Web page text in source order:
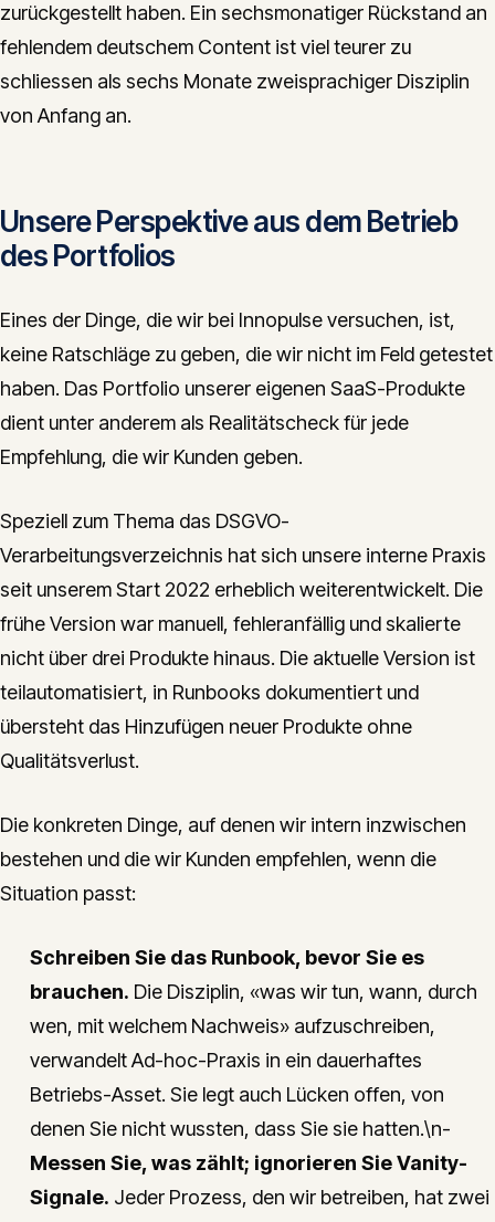
zurückgestellt haben. Ein sechsmonatiger Rückstand an
fehlendem deutschem Content ist viel teurer zu
schliessen als sechs Monate zweisprachiger Disziplin
von Anfang an.
Unsere Perspektive aus dem Betrieb
des Portfolios
Eines der Dinge, die wir bei Innopulse versuchen, ist,
keine Ratschläge zu geben, die wir nicht im Feld getestet
haben. Das Portfolio unserer eigenen SaaS-Produkte
dient unter anderem als Realitätscheck für jede
Empfehlung, die wir Kunden geben.
Speziell zum Thema das DSGVO-
Verarbeitungsverzeichnis hat sich unsere interne Praxis
seit unserem Start 2022 erheblich weiterentwickelt. Die
frühe Version war manuell, fehleranfällig und skalierte
nicht über drei Produkte hinaus. Die aktuelle Version ist
teilautomatisiert, in Runbooks dokumentiert und
übersteht das Hinzufügen neuer Produkte ohne
Qualitätsverlust.
Die konkreten Dinge, auf denen wir intern inzwischen
bestehen und die wir Kunden empfehlen, wenn die
Situation passt:
Schreiben Sie das Runbook, bevor Sie es
brauchen. Die Disziplin, «was wir tun, wann, durch
wen, mit welchem Nachweis» aufzuschreiben,
verwandelt Ad-hoc-Praxis in ein dauerhaftes
Betriebs-Asset. Sie legt auch Lücken offen, von
denen Sie nicht wussten, dass Sie sie hatten.\n-
Messen Sie, was zählt; ignorieren Sie Vanity-
Signale. Jeder Prozess, den wir betreiben, hat zwei